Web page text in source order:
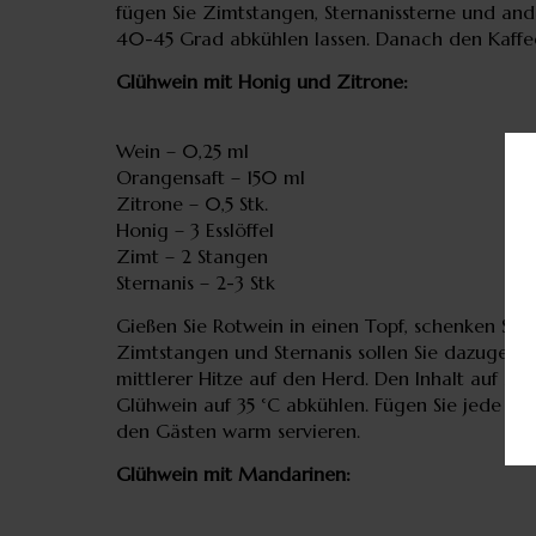
fügen Sie Zimtstangen, Sternanissterne und
40-45 Grad abkühlen lassen. Danach den
Glühwein mit Honig und Zitrone:
Wein – 0,25 ml
Orangensaft – 150 ml
Zitrone – 0,5 Stk.
Honig – 3 Esslöffel
Zimt – 2 Stangen
Sternanis – 2-3 Stk
Gießen Sie Rotwein in einen Topf, schenken
Zimtstangen und Sternanis sollen Sie
mittlerer Hitze auf den Herd. Den Inhalt auf
Glühwein auf 35 °C abkühlen. Fügen Sie jede
den Gästen warm servieren.
Glühwein mit Mandarinen: